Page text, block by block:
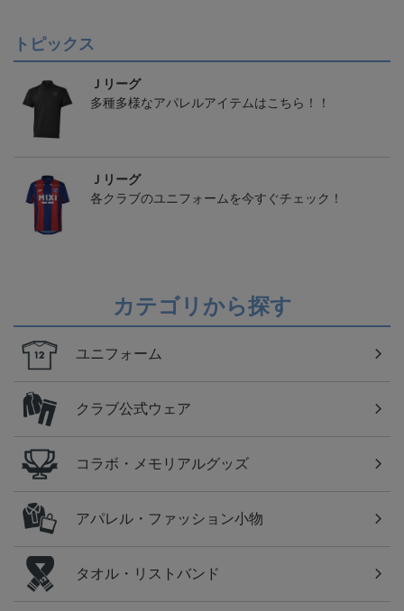
トピックス
Ｊリーグ
多種多様なアパレルアイテムはこちら！！
Ｊリーグ
各クラブのユニフォームを今すぐチェック！
カテゴリから探す
ユニフォーム
クラブ公式ウェア
コラボ・メモリアルグッズ
アパレル・ファッション小物
タオル・リストバンド